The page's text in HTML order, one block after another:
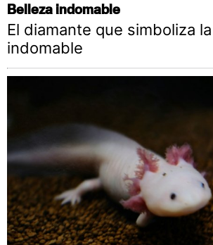
Belleza indomable
El diamante que simboliza
indomable